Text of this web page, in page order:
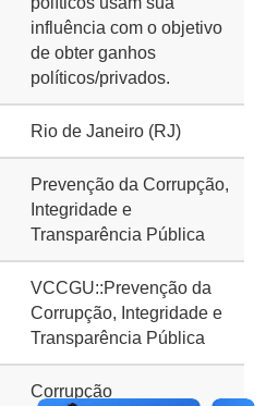
influência com o objetivo
de obter ganhos
políticos/privados.
Rio de Janeiro (RJ)
Prevenção da Corrupção,
Integridade e
Transparência Pública
VCCGU::Prevenção da
Corrupção, Integridade e
Transparência Pública
Corrupção